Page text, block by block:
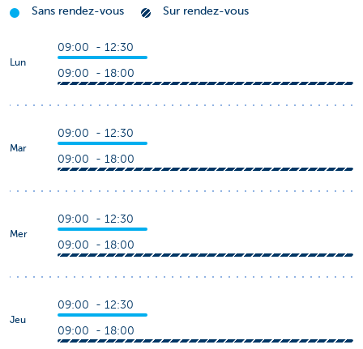
Sans rendez-vous Sur rendez-vous
Lun
09:00 - 12:30
09:00 - 18:00
Mar
09:00 - 12:30
09:00 - 18:00
Mer
09:00 - 12:30
09:00 - 18:00
Jeu
09:00 - 12:30
09:00 - 18:00